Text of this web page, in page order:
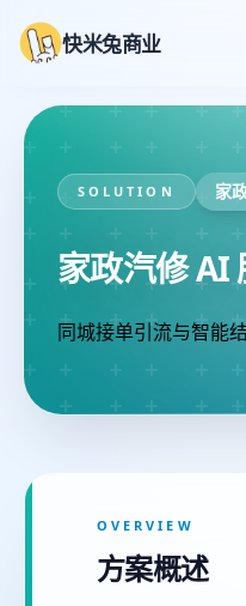
快米兔商业
SOLUTION 家
家政汽修 AI
同城接单引流与智能
OVERVIEW
方案概述